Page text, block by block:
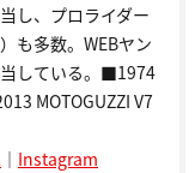
し、プロライダー
も多数。WEBヤン
している。■1974
MOTOGUZZI V7
｜ Instagram